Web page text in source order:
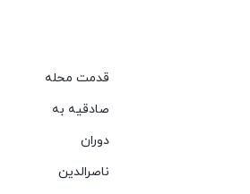
قدمت محله
صادقیه به
دوران
ناصرالدین